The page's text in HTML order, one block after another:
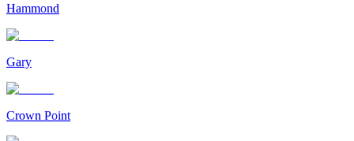
Hammond
Gary
Crown Point